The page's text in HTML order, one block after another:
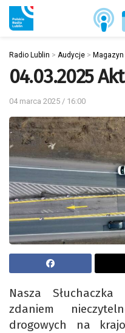
Radio Lublin > Audycje >
04.03.2025
04 marca 2025 / 16:00
Nasza
zdaniem
drogowych na